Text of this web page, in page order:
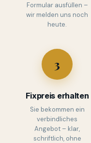
Formular ausfüllen –
wir melden uns noch
heute.
3
Fixpreis erhalten
Sie bekommen ein
verbindliches
Angebot – klar,
schriftlich, ohne